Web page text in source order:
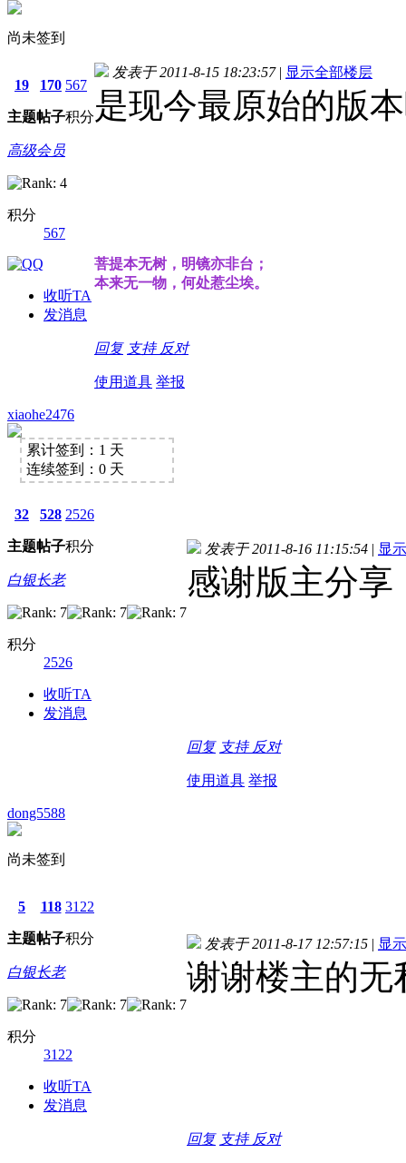
尚未签到
19
主题
170
帖子
567
积分
高级会员
积分
567
收听TA
发消息
发表于 2011-8-15 18:23:57 | 显示全部楼层
是现今最原始的版
菩提本无树，明镜亦非台；
本来无一物，何处惹尘埃。
回复 支持 反对
使用道具 举报
xiaohe2476
累计签到：1 天
连续签到：0 天
32
主题
528
帖子
2526
积分
白银长老
积分
2526
收听TA
发消息
发表于 2011-8-16 11:15:54 | 显
感谢版主分享
回复 支持 反对
使用道具 举报
dong5588
尚未签到
5
主题
118
帖子
3122
积分
白银长老
积分
3122
收听TA
发消息
发表于 2011-8-17 12:57:15 | 显
谢谢楼主的无
回复 支持 反对